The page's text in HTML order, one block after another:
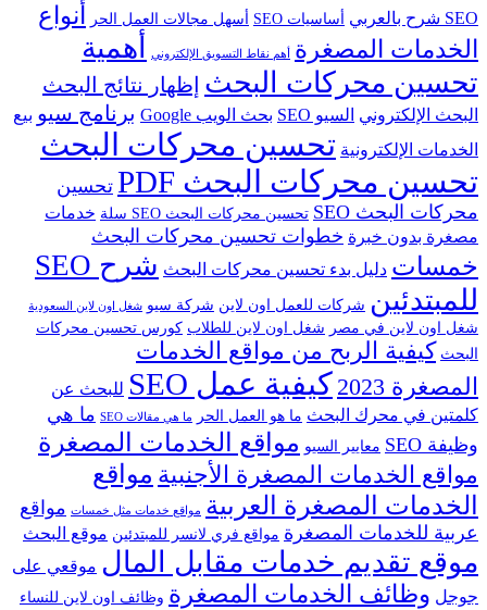
SEO شرح بالعربي أساسيات SEO أسهل مجالات العمل الحر
أنواع
الخدمات المصغرة
أهم نقاط التسويق الإلكتروني
أهمية
تحسين محركات البحث إظهار نتائج البحث
البحث الإلكتروني السيو SEO بحث الويب Google برنامج سيو بيع
الخدمات الإلكترونية تحسين محركات البحث
تحسين محركات البحث PDF
تحسين
محركات البحث SEO
تحسين محركات البحث SEO سلة
خدمات
مصغرة بدون خبرة خطوات تحسين محركات البحث
خمسات دليل بدء تحسين محركات البحث
شرح SEO
للمبتدئين شركات للعمل اون لاين شركة سيو شغل اون لاين السعودية
شغل اون لاين في مصر شغل اون لاين للطلاب كورس تحسين محركات
البحث كيفية الربح من مواقع الخدمات
المصغرة 2023
كيفية عمل SEO
للبحث عن
كلمتين في محرك البحث ما هو العمل الحر ما هي مقالات SEO
ما هي
وظيفة SEO
معايير السيو مواقع الخدمات المصغرة
مواقع الخدمات المصغرة الأجنبية مواقع
الخدمات المصغرة العربية مواقع خدمات مثل خمسات مواقع
عربية للخدمات المصغرة مواقع فري لانسر للمبتدئين موقع البحث
موقع تقديم خدمات مقابل المال موقعي على
جوجل وظائف الخدمات المصغرة وظائف اون لاين للنساء